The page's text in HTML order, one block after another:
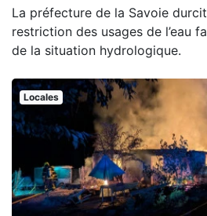
La préfecture de la Savoie
restriction des usages de l’eau
de la situation hydrologique.
Locales